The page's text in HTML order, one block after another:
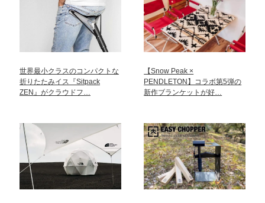
世界最小クラスのコンパクトな
折りたたみイス『Sitpack
ZEN』がクラウドフ…
【Snow Peak ×
PENDLETON】コラボ第5弾の
新作ブランケットが好…